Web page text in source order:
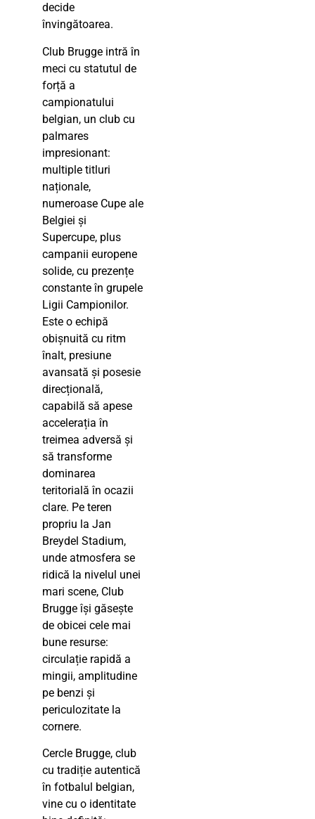
decide
învingătoarea.
Club Brugge intră în
meci cu statutul de
forță a
campionatului
belgian, un club cu
palmares
impresionant:
multiple titluri
naționale,
numeroase Cupe ale
Belgiei și
Supercupe, plus
campanii europene
solide, cu prezențe
constante în grupele
Ligii Campionilor.
Este o echipă
obișnuită cu ritm
înalt, presiune
avansată și posesie
direcțională,
capabilă să apese
accelerația în
treimea adversă și
să transforme
dominarea
teritorială în ocazii
clare. Pe teren
propriu la Jan
Breydel Stadium,
unde atmosfera se
ridică la nivelul unei
mari scene, Club
Brugge își găsește
de obicei cele mai
bune resurse:
circulație rapidă a
mingii, amplitudine
pe benzi și
periculozitate la
cornere.
Cercle Brugge, club
cu tradiție autentică
în fotbalul belgian,
vine cu o identitate